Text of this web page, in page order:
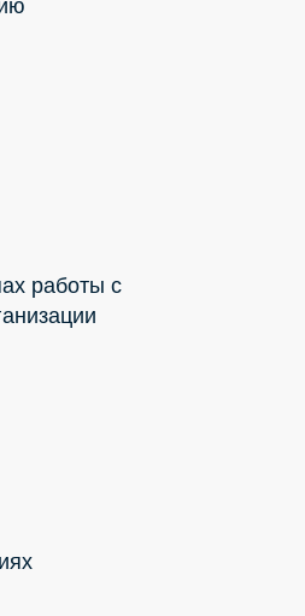
работы с